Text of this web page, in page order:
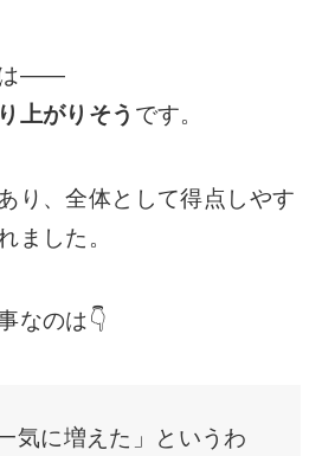
は――
上がりそう です。
り、全体として得点しやす
ました。
なのは👇
気に増えた」というわ